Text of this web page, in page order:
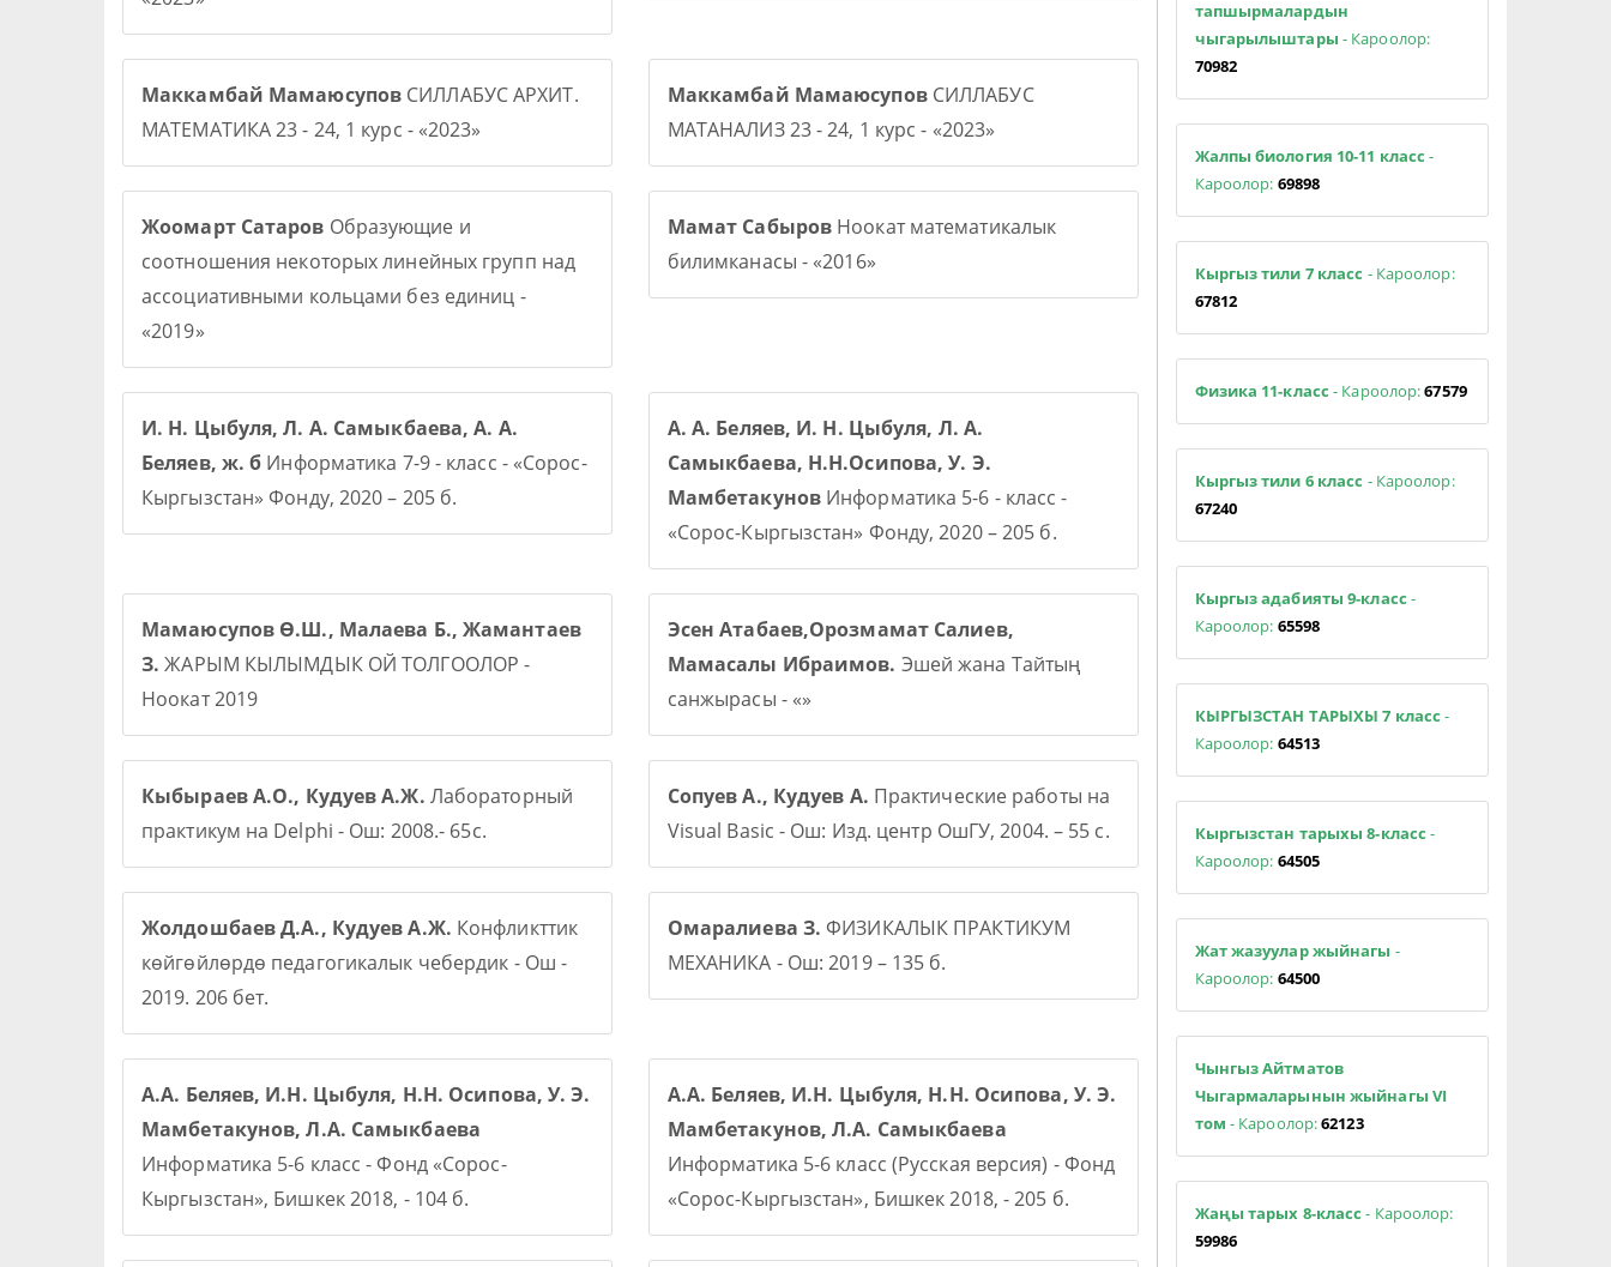
Маккамбай Мамаюсупов СИЛЛАБУС АРХИТ.
МАТЕМАТИКА 23 - 24, 1 курс - «2023»
Маккамбай МамаюсуповСИЛЛАБУС
МАТАНАЛИЗ 23 - 24, 1 курс - «2023»
Жоомарт Сатаров Образующие и
соотношения некоторых линейных групп над
ассоциативными кольцами без единиц -
«2019»
Мамат Сабыров Ноокат математикалык
билимканасы - «2016»
И. Н. Цыбуля, Л. А. Самыкбаева, А. А.
Беляев, ж. б Информатика 7-9 - класс - «Сорос-
Кыргызстан» Фонду, 2020 – 205 б.
А. А. Беляев, И. Н. Цыбуля, Л. А.
Самыкбаева, Н.Н.Осипова, У. Э.
МамбетакуновИнформатика 5-6 - класс -
«Сорос-Кыргызстан» Фонду, 2020 – 205 б.
Мамаюсупов Ө.Ш., Малаева Б., Жамантаев
З. ЖАРЫМ КЫЛЫМДЫК ОЙ ТОЛГООЛОР -
Ноокат 2019
Эсен Атабаев,Орозмамат Салиев,
Мамасалы Ибраимов. Эшей жана Тайтың
санжырасы - «»
Кыбыраев А.О., Кудуев А.Ж. Лабораторный
практикум на Delphi - Ош: 2008.- 65с.
Сопуев А., Кудуев А. Практические работы на
Visual Basic - Ош: Изд. центр ОшГУ, 2004. – 55 с.
Жолдошбаев Д.А., Кудуев А.Ж. Конфликттик
көйгөйлөрдө педагогикалык чебердик - Ош -
2019. 206 бет.
Омаралиева З. ФИЗИКАЛЫК ПРАКТИКУМ
МЕХАНИКА - Ош: 2019 – 135 б.
А.А. Беляев, И.Н. Цыбуля, Н.Н. Осипова, У. Э.
Мамбетакунов, Л.А. Самыкбаева
Информатика 5-6 класс - Фонд «Сорос-
Кыргызстан», Бишкек 2018, - 104 б.
А.А. Беляев, И.Н. Цыбуля, Н.Н. Осипова, У. Э.
Мамбетакунов, Л.А. Самыкбаева
Информатика 5-6 класс (Русская версия) - Фонд
«Сорос-Кыргызстан», Бишкек 2018, - 205 б.
тапшырмалардын
чыгарылыштары - Кароолор:
70982
Жалпы биология 10-11 класс -
Кароолор: 69898
Кыргыз тили 7 класс - Кароолор:
67812
Физика 11-класс - Кароолор:67579
Кыргыз тили 6 класс - Кароолор:
67240
Кыргыз адабияты 9-класс -
Кароолор: 65598
КЫРГЫЗСТАН ТАРЫХЫ 7 класс -
Кароолор: 64513
Кыргызстан тарыхы 8-класс -
Кароолор: 64505
Жат жазуулар жыйнагы -
Кароолор: 64500
Чынгыз Айтматов
Чыгармаларынын жыйнагы VI
том - Кароолор:62123
Жаңы тарых 8-класс - Кароолор:
59986